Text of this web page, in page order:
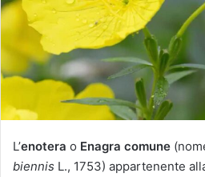
m
a
i
L’enotera o Enagra comune
biennis L., 1753) appartenente